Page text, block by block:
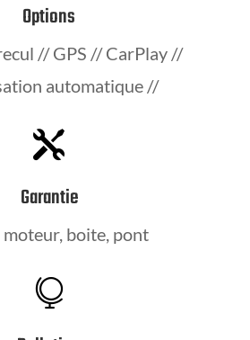
Options
// GPS // CarPlay //
automatique //

Garantie
moteur, boite, pont
